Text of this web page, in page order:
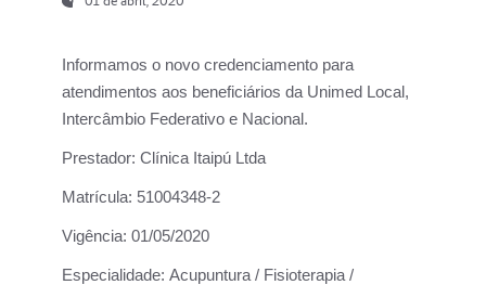
Informamos o novo credenciamento para
atendimentos aos beneficiários da Unimed Local,
Intercâmbio Federativo e Nacional.
Prestador: Clínica Itaipú Ltda
Matrícula: 51004348-2
Vigência: 01/05/2020
Especialidade: Acupuntura / Fisioterapia /